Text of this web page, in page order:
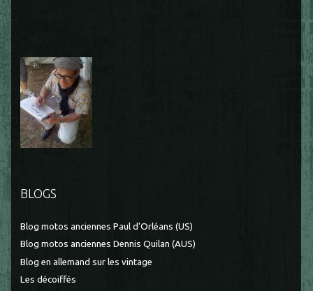
BLOGS
Blog motos anciennes Paul d'Orléans (US)
Blog motos anciennes Dennis Quilan (AUS)
Blog en allemand sur les vintage
Les décoiffés